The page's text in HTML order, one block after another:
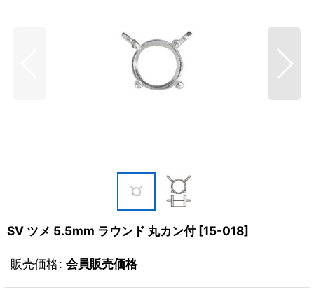
SV ツメ 5.5mm ラウンド 丸カン付 [15-018]
販売価格: 会員販売価格